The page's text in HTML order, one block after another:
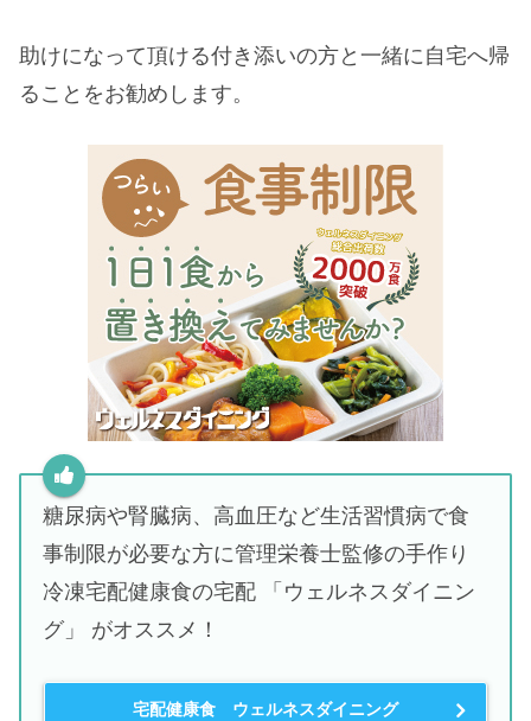
助けになって頂ける付き添いの方と一緒に自宅へ帰
ることをお勧めします。
糖尿病や腎臓病、高血圧など生活習慣病で食
事制限が必要な方に管理栄養士監修の手作り
冷凍宅配健康食の宅配 「ウェルネスダイニン
グ」 がオススメ！
宅配健康食 ウェルネスダイニング